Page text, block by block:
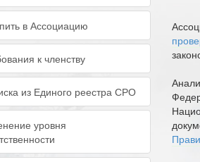
в Ассоциацию
к членству
из Единого реестра СРО
уровня